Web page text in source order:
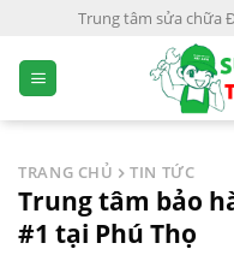
Trung tâm sửa chữa
TRANG CHỦ TIN TỨC
Trung tâm bảo
#1 tại Phú Thọ